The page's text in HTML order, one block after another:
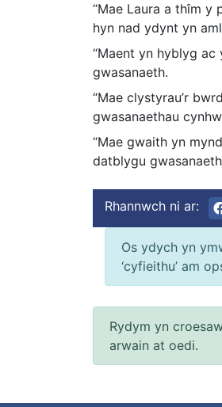
“Mae Laura a thîm
hyn nad ydynt yn
“Maent yn hyblyg
gwasanaeth.
“Mae clystyrau’r
gwasanaethau
“Mae gwaith yn
datblygu
Rhannwch ni ar:
Os ydych yn
‘cyfieithu’ am
Rydym yn
arwain at oedi.